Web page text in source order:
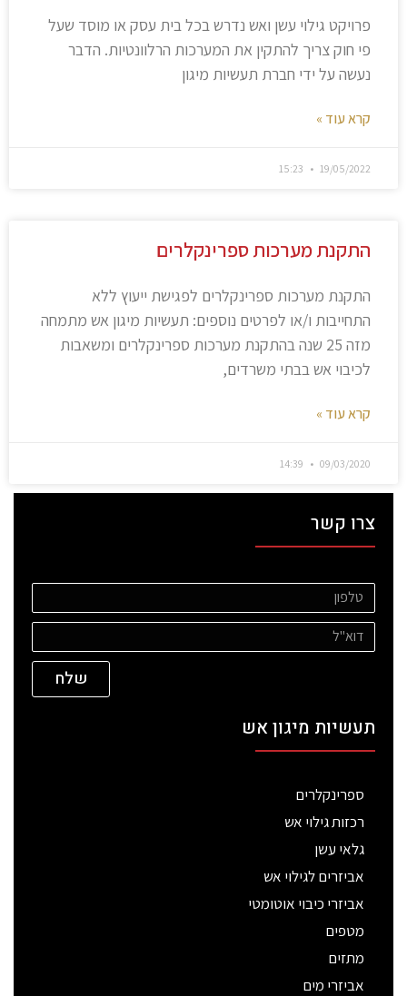
פרויקט גילוי עשן ואש נדרש בכל בית עסק או מוסד שעל
פי חוק צריך להתקין את המערכות הרלוונטיות. הדבר
נעשה על ידי חברת תעשיות מיגון
קרא עוד »
19/05/2022
התקנת מערכות ספרינקלרים
התקנת מערכות ספרינקלרים לפגישת ייעוץ ללא
התחייבות ו/או לפרטים נוספים: תעשיות מיגון אש מתמחה
מזה 25 שנה בהתקנת מערכות ספרינקלרים ומשאבות
לכיבוי אש בבתי משרדים,
קרא עוד »
09/03/2020
צרו קשר
שלח
תעשיות מיגון אש
ספרינקלרים
רכזות גילוי אש
גלאי עשן
אביזרים לגילוי אש
אביזרי כיבוי אוטומטי
מטפים
מתזים
אביזרי מים